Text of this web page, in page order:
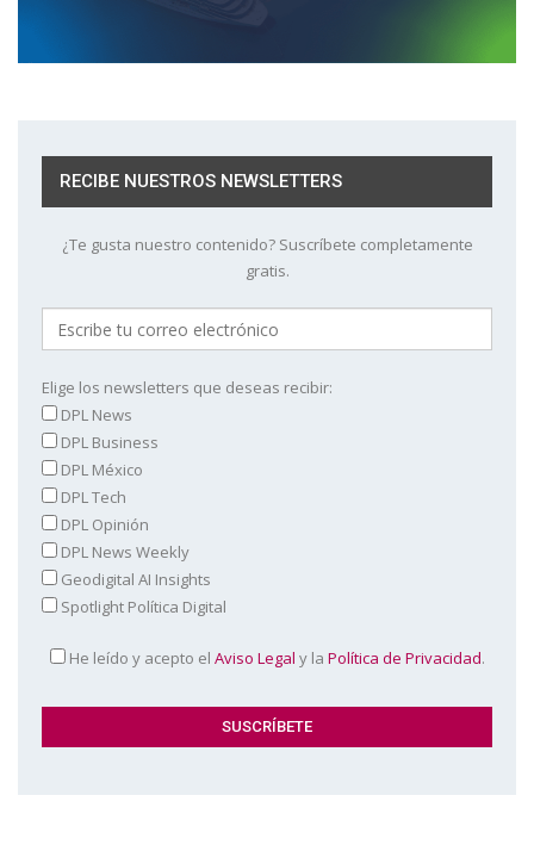
RECIBE NUESTROS NEWSLETTERS
¿Te gusta nuestro contenido? Suscríbete completamente
gratis.
Elige los newsletters que deseas recibir:
DPL News
DPL Business
DPL México
DPL Tech
DPL Opinión
DPL News Weekly
Geodigital AI Insights
Spotlight Política Digital
He leído y acepto el Aviso Legal y la Política de Privacidad.